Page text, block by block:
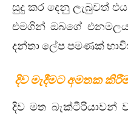
සුදු කර දෙනු ලැබුවත්
එමගින් ඔබගේ
දන්තා ලේප පමණක්
දිව මැදීමට අමතක
දිව මත බැක්ටීරියාවන්